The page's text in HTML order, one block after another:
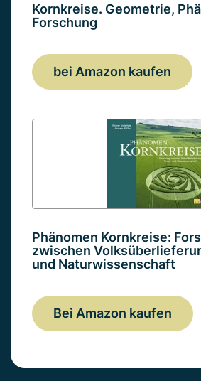
Kornkreise. Geometrie,
Forschung
bei Amazon kaufen
Phänomen Kornkreise:
zwischen
und Naturwissenschaft
Bei Amazon kaufen